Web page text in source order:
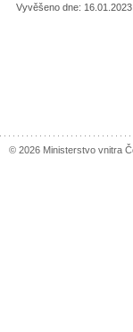
Vyvěšeno dne: 16.01.2023
© 2026 Ministerstvo vnitra